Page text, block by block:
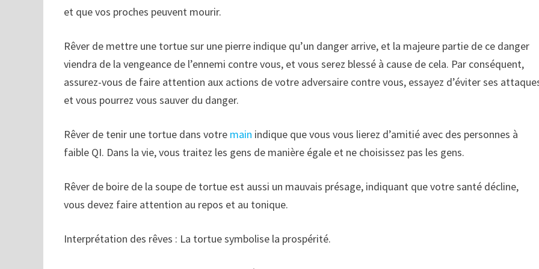
et que vos proches peuvent mourir.
Rêver de mettre une tortue sur une pierre indique qu’un danger arrive, et la majeure partie de ce danger
viendra de la vengeance de l’ennemi contre vous, et vous serez blessé à cause de cela. Par conséquent,
assurez-vous de faire attention aux actions de votre adversaire contre vous, essayez d’éviter ses
et vous pourrez vous sauver du danger.
Rêver de tenir une tortue dans votre main indique que vous vous lierez d’amitié avec des personnes à
faible QI. Dans la vie, vous traitez les gens de manière égale et ne choisissez pas les gens.
Rêver de boire de la soupe de tortue est aussi un mauvais présage, indiquant que votre santé décline,
vous devez faire attention au repos et au tonique.
Interprétation des rêves : La tortue symbolise la prospérité.